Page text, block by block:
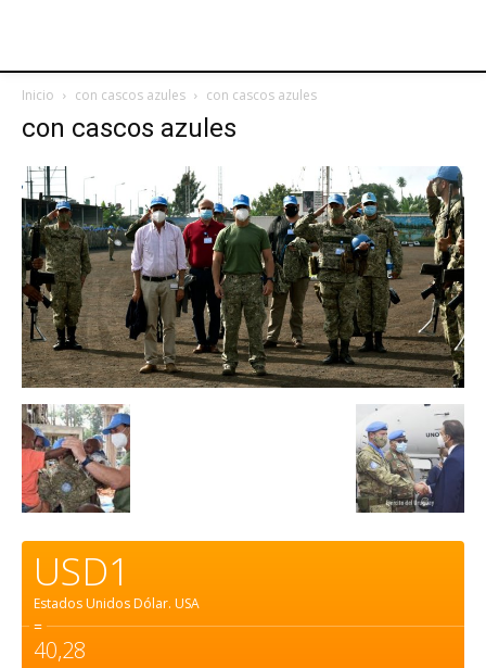
Inicio con cascos azules con cascos azules
con cascos azules
USD1
Estados Unidos Dólar. USA
=
40,28